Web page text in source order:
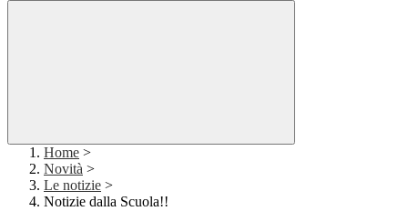
Home >
Novità >
Le notizie >
Notizie dalla Scuola!!